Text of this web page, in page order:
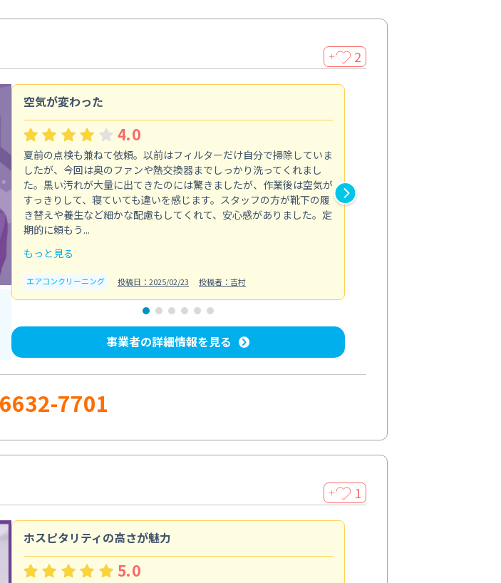
＋ 2
空気が変わった
4.0
夏前の点検も兼ねて依頼。以前はフィルターだけ自分で掃除していま
したが、今回は奥のファンや熱交換器までしっかり洗ってくれまし
た。黒い汚れが大量に出てきたのには驚きましたが、作業後は空気が
すっきりして、寝ていても違いを感じます。スタッフの方が靴下の履
き替えや養生など細かな配慮もしてくれて、安心感がありました。定
期的に頼もう...
もっと見る
エアコンクリーニング 投稿日：2025/02/23 投稿者：吉村
事業者の詳細情報を見る
7701
＋ 1
ホスピタリティの高さが魅力
5.0